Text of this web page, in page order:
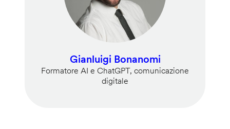
Gianluigi Bonanomi
Formatore AI e ChatGPT, comunicazione
digitale